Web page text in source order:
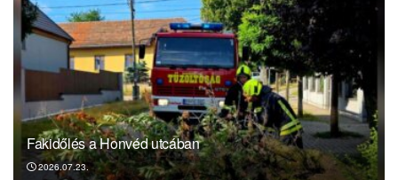
Fakidőlés a Honvéd utcában
2026.07.23.